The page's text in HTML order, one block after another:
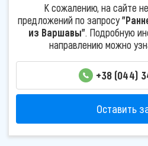
К сожалению, на сайте
предложений по запросу
из Варшавы". Подробную
направлению можно
+38 (044)
Оставить